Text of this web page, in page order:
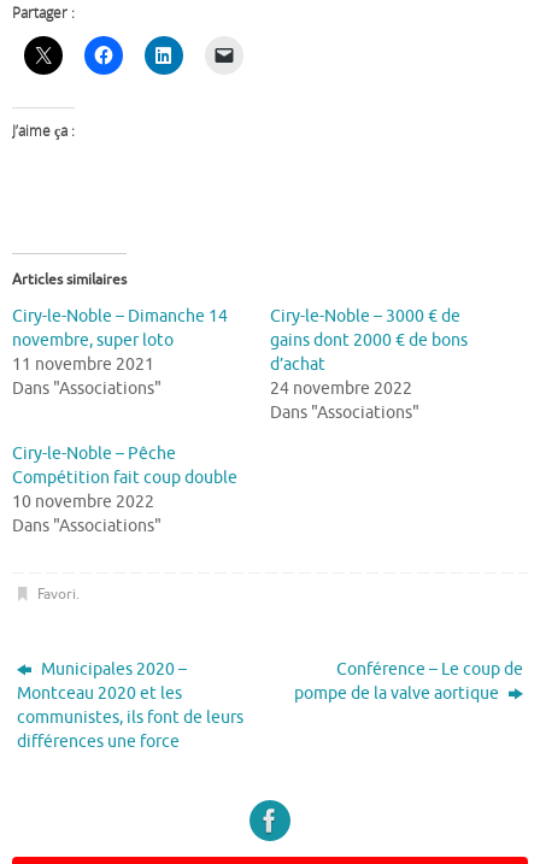
Partager :
J’aime ça :
Articles similaires
Ciry-le-Noble – Dimanche 14
novembre, super loto
11 novembre 2021
Dans "Associations"
Ciry-le-Noble – 3000 € de
gains dont 2000 € de bons
d’achat
24 novembre 2022
Dans "Associations"
Ciry-le-Noble – Pêche
Compétition fait coup double
10 novembre 2022
Dans "Associations"
Favori.
Municipales 2020 –
Montceau 2020 et les
communistes, ils font de leurs
différences une force
Conférence – Le coup de
pompe de la valve aortique